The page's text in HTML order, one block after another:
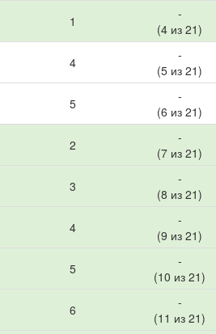
1
-
(4 из 21)
4
-
(5 из 21)
5
-
(6 из 21)
2
-
(7 из 21)
3
-
(8 из 21)
4
-
(9 из 21)
5
-
(10 из 21)
6
-
(11 из 21)